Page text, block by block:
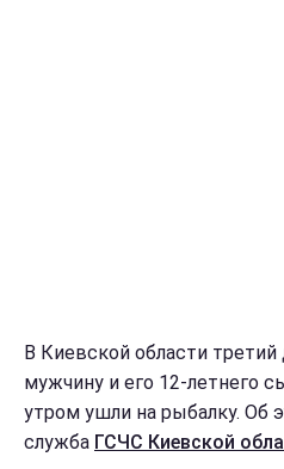
В Киевской области
мужчину и его 12-летнего
утром ушли на рыбалку. Об
служба ГСЧС Киевской